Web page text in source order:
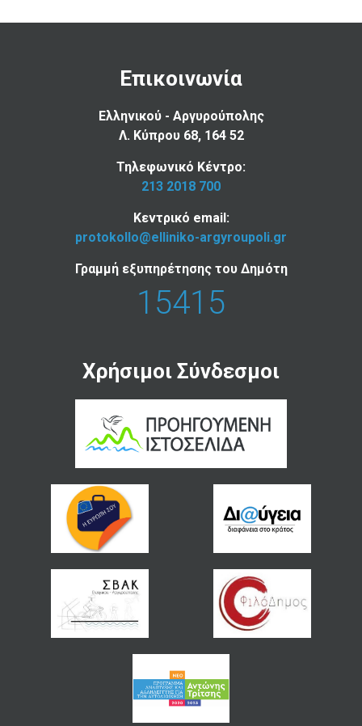
Επικοινωνία
Ελληνικού - Αργυρούπολης
Λ. Κύπρου 68, 164 52
Τηλεφωνικό Κέντρο:
213 2018 700
Κεντρικό email:
protokollo@elliniko-argyroupoli.gr
Γραμμή εξυπηρέτησης του Δημότη
15415
Χρήσιμοι Σύνδεσμοι